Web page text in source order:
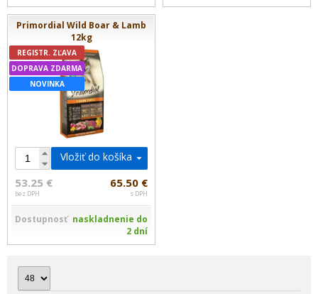
Primordial Wild Boar & Lamb
12kg
REGISTR. ZĽAVA
DOPRAVA ZDARMA
NOVINKA
Vložiť do košíka
53.25 €
bez DPH
65.50 €
s DPH
Dostupnosť naskladnenie do
2 dní